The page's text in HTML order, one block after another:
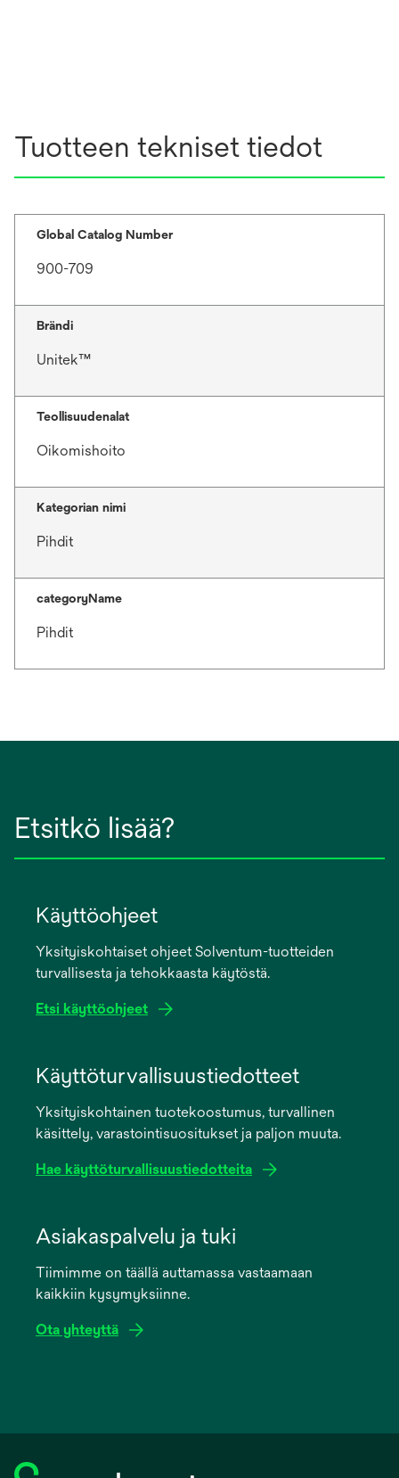
Tuotteen tekniset tiedot
Global Catalog Number
900-709
Brändi
Unitek™
Teollisuudenalat
Oikomishoito
Kategorian nimi
Pihdit
categoryName
Pihdit
Etsitkö lisää?
Käyttöohjeet
Yksityiskohtaiset ohjeet Solventum-tuotteiden
turvallisesta ja tehokkaasta käytöstä.
Etsi käyttöohjeet
new
Käyttöturvallisuustiedotteet
Yksityiskohtainen tuotekoostumus, turvallinen
käsittely, varastointisuositukset ja paljon muuta.
Hae käyttöturvallisuustiedotteita
new
Asiakaspalvelu ja tuki
Tiimimme on täällä auttamassa vastaamaan
kaikkiin kysymyksiinne.
Ota yhteyttä